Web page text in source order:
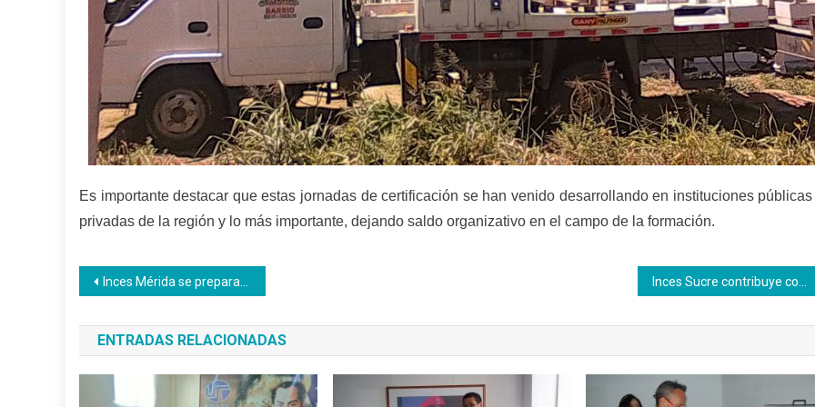
Es importante destacar que estas jornadas de certificación se han venido desarrollando en instituciones
privadas de la región y lo más importante, dejando saldo organizativo en el campo de la formación.
Navegación
de
entradas
Inces Mérida se prepara para reparar mesas – sillas de escuelas y liceos
ENTRADAS RELACIONADAS